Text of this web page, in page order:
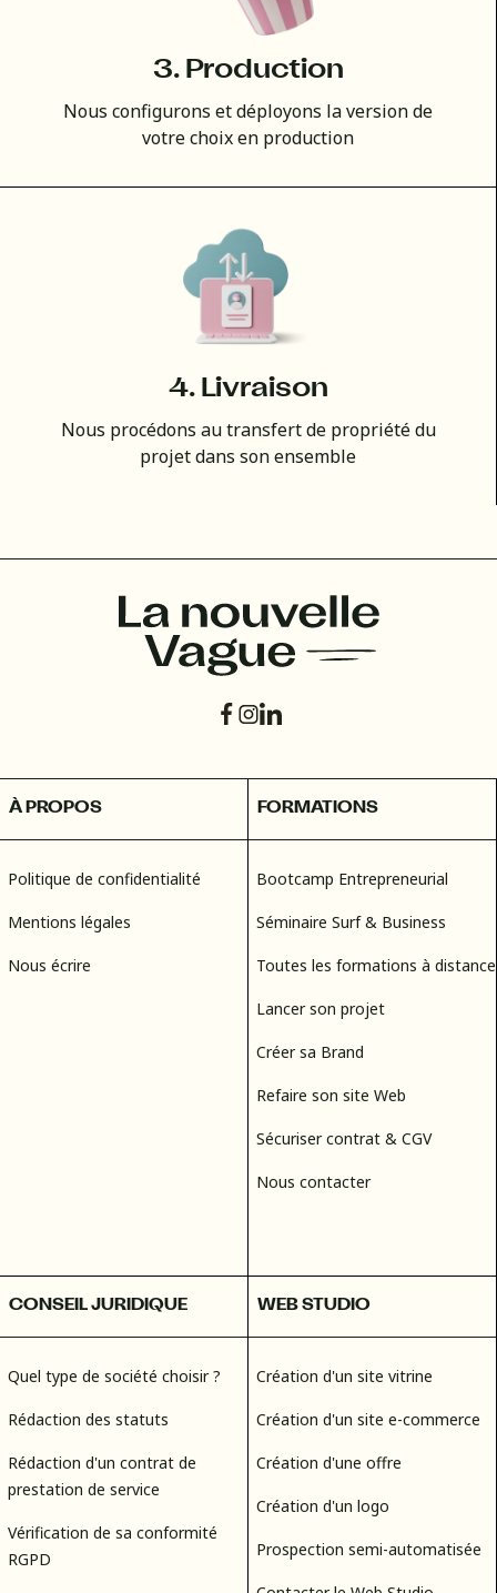
3. Production
Nous configurons et déployons la version de
votre choix en production
4. Livraison
Nous procédons au transfert de propriété du
projet dans son ensemble
À PROPOS
Politique de confidentialité
Mentions légales
Nous écrire
FORMATIONS
Bootcamp Entrepreneurial
Séminaire Surf & Business
Toutes les formations à distance
Lancer son projet
Créer sa Brand
Refaire son site Web
Sécuriser contrat & CGV
Nous contacter
CONSEIL JURIDIQUE
Quel type de société choisir ?
Rédaction des statuts
Rédaction d'un contrat de
prestation de service
Vérification de sa conformité
RGPD
WEB STUDIO
Création d'un site vitrine
Création d'un site e-commerce
Création d'une offre
Création d'un logo
Prospection semi-automatisée